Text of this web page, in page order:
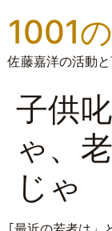
1001
佐藤嘉洋の活動
子供
ゃ、
じゃ